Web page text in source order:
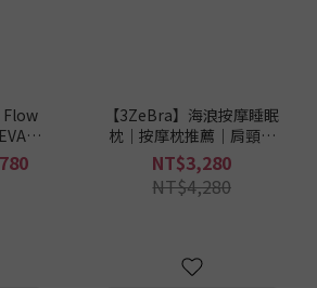
Flow
瑜
【3ZeBra】海浪按摩睡眠
枕｜按摩枕推薦｜肩頸按
摩枕｜熱敷睡眠枕
NT$3,280
NT$4,280